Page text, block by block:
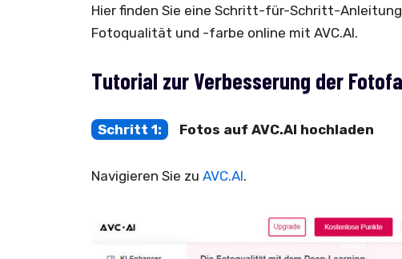
Hier finden Sie eine Schritt-für-Schritt-
Fotoqualität und -farbe online mit AVC.AI.
Tutorial zur Verbesserung der
Schritt 1: Fotos auf AVC.AI hochladen
Navigieren Sie zu AVC.AI.